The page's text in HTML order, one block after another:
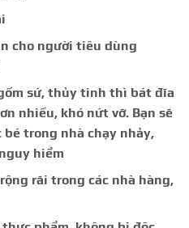
cho người tiêu dùng
sứ, thủy tinh thì bát đĩa
nhiều, khó nứt vỡ. Bạn sẽ
trong nhà chạy nhảy,
hiểm
rãi trong các nhà hàng,